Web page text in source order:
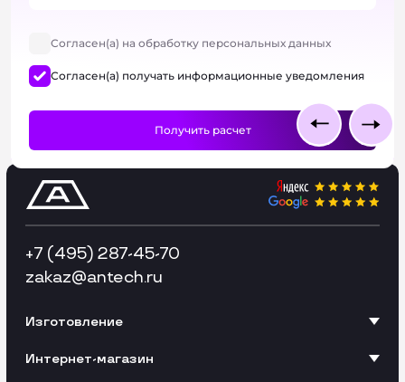
Согласен(а) на обработку персональных данных
Согласен(а) получать информационные уведомления
+7 (495) 287-45-70
zakaz@antech.ru
Изготовление
Интернет-магазин